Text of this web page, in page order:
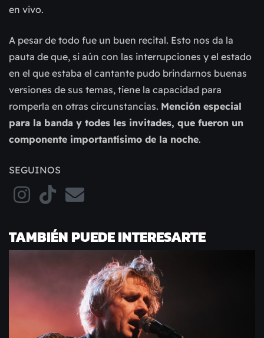
en vivo.
A pesar de todo fue un buen recital. Esto nos da la
pauta de que, si aún con las interrupciones y el estado
en el que estaba el cantante pudo brindarnos buenas
versiones de sus temas, tiene la capacidad para
romperla en otras circunstancias. Mención especial
para la banda y todes les invitades, que fueron un
componente importantísimo de la noche.
SEGUINOS
TAMBIÉN PUEDE INTERESARTE